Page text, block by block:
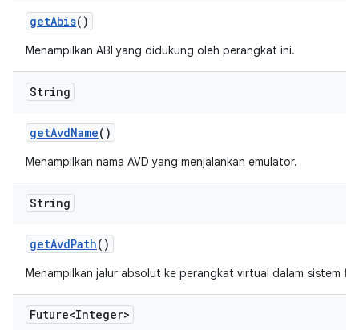
getAbis()
Menampilkan ABI yang didukung oleh perangkat ini.
String
getAvdName()
Menampilkan nama AVD yang menjalankan emulator.
String
getAvdPath()
Menampilkan jalur absolut ke perangkat virtual dalam sistem
Future<Integer>